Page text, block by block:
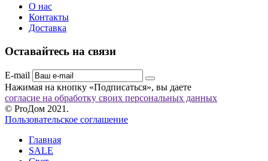
О нас
Контакты
Доставка
Оставайтесь на связи
E-mail
Нажимая на кнопку «Подписаться», вы даете
согласие на обработку своих персональных данных
© ProДом 2021.
Пользовательское соглашение
Главная
SALE